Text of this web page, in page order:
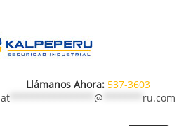
Llámanos Ahora: 537-3603
at
@ ru.com